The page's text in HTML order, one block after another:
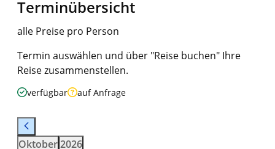
Terminübersicht
alle Preise pro Person
Termin auswählen und über "Reise buchen" Ihre
Reise zusammenstellen.
verfügbar auf Anfrage
Oktober2026